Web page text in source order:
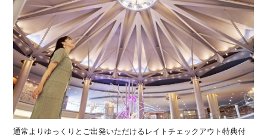
通常よりゆっくりとご出発いただけるレイトチェックアウト特典付